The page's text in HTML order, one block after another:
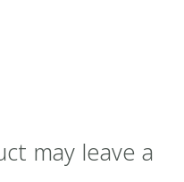
may leave a